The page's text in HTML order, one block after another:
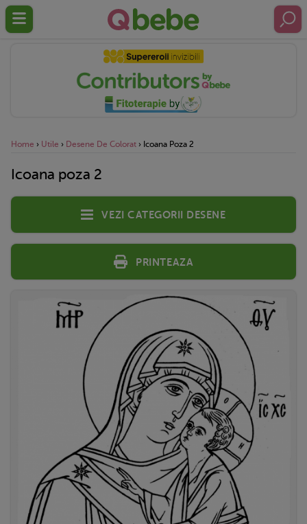
Home › Utile › Desene De Colorat › Icoana Poza 2
Icoana poza 2
Vezi categorii desene
Printeaza